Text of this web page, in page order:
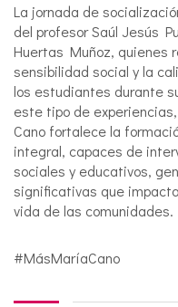
La jornada de
del profesor Saúl Jesús
Huertas Muñoz, quienes
sensibilidad social y la
los estudiantes durante
este tipo de
Cano fortalece la
integral, capaces de
sociales y educativos,
significativas que
vida de las comunidades.
#MásMaríaCano